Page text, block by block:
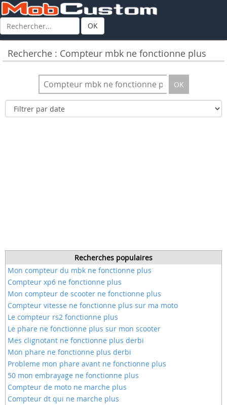
OK
Recherche : Compteur mbk ne fonctionne plus
OK
Recherches populaires
Mon compteur du mbk ne fonctionne plus
Compteur xp6 ne fonctionne plus
Mon compteur de scooter ne fonctionne plus
Compteur vitesse ne fonctionne plus sur ma moto
Le compteur rs2 fonctionne plus
Le phare ne fonctionne plus sur mon scooter
Mes clignotant ne fonctionne plus derbi
Mon phare ne fonctionne plus derbi
Probleme mon phare avant ne fonctionne plus
50 mon embrayage ne fonctionne plus
Compteur de moto ne marche plus
Compteur dt qui ne marche plus